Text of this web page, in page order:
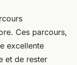
Ces parcours,
excellente
et de rester